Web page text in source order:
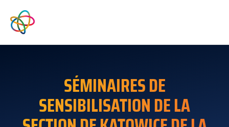
SÉMINAIRES DE
SENSIBILISATION DE LA